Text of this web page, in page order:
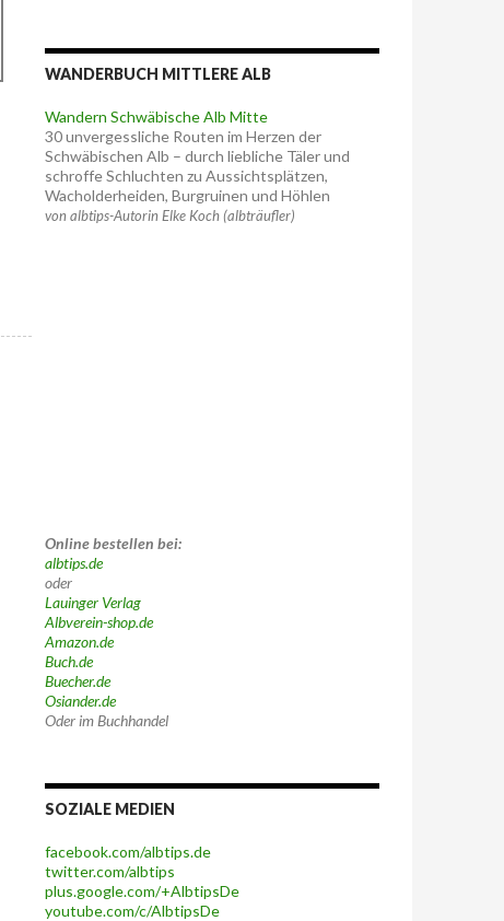
WANDERBUCH MITTLERE ALB
Wandern Schwäbische Alb Mitte
30 unvergessliche Routen im Herzen der
Schwäbischen Alb – durch liebliche Täler und
schroffe Schluchten zu Aussichtsplätzen,
Wacholderheiden, Burgruinen und Höhlen
von albtips-Autorin Elke Koch (albträufler)
Online bestellen bei:
albtips.de
oder
Lauinger Verlag
Albverein-shop.de
Amazon.de
Buch.de
Buecher.de
Osiander.de
Oder im Buchhandel
SOZIALE MEDIEN
facebook.com/albtips.de
twitter.com/albtips
plus.google.com/+AlbtipsDe
youtube.com/c/AlbtipsDe